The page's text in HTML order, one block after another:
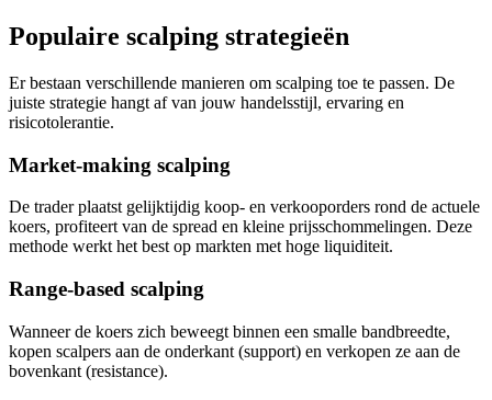
Populaire scalping strategieën
Er bestaan verschillende manieren om scalping toe te passen. De
juiste strategie hangt af van jouw handelsstijl, ervaring en
risicotolerantie.
Market-making scalping
De trader plaatst gelijktijdig koop- en verkooporders rond de actuele
koers, profiteert van de spread en kleine prijsschommelingen. Deze
methode werkt het best op markten met hoge liquiditeit.
Range-based scalping
Wanneer de koers zich beweegt binnen een smalle bandbreedte,
kopen scalpers aan de onderkant (support) en verkopen ze aan de
bovenkant (resistance).